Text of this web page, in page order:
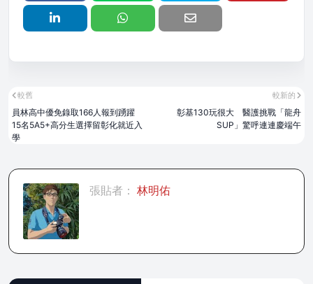
較新的
彰基130玩很大 醫護挑戰「龍舟
SUP」驚呼連連慶端午
較舊
員林高中優免錄取166人報到踴躍
15名5A5+高分生選擇留彰化就近入
學
張貼者： 林明佑